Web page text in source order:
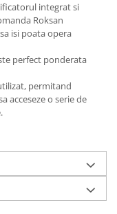
integrat si
Roksan
isi poata opera
perfect ponderata
permitand
acceseze o serie de